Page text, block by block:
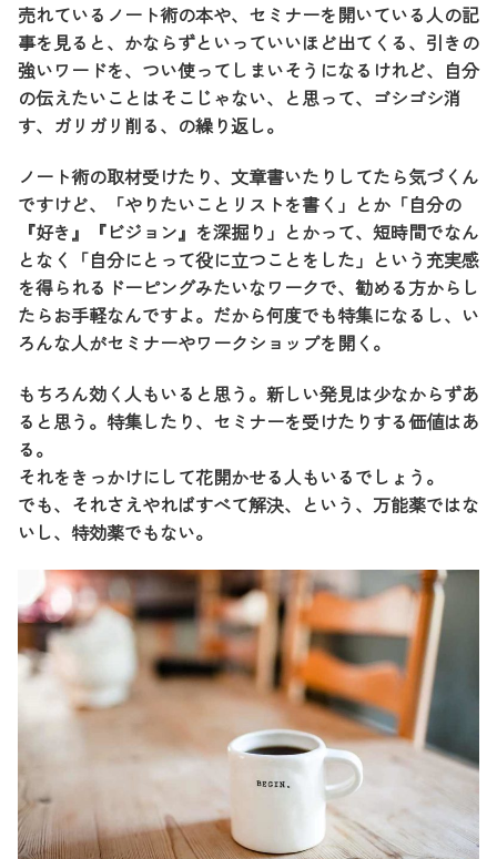
売れているノート術の本や、セミナーを開いている人の記
事を見ると、かならずといっていいほど出てくる、引きの
強いワードを、つい使ってしまいそうになるけれど、自分
の伝えたいことはそこじゃない、と思って、ゴシゴシ消
す、ガリガリ削る、の繰り返し。
ノート術の取材受けたり、文章書いたりしてたら気づくん
ですけど、「やりたいことリストを書く」とか「自分の
『好き』『ビジョン』を深掘り」とかって、短時間でなん
となく「自分にとって役に立つことをした」という充実感
を得られるドーピングみたいなワークで、勧める方からし
たらお手軽なんですよ。だから何度でも特集になるし、い
ろんな人がセミナーやワークショップを開く。
もちろん効く人もいると思う。新しい発見は少なからずあ
ると思う。特集したり、セミナーを受けたりする価値はあ
る。
それをきっかけにして花開かせる人もいるでしょう。
でも、それさえやればすべて解決、という、万能薬ではな
いし、特効薬でもない。